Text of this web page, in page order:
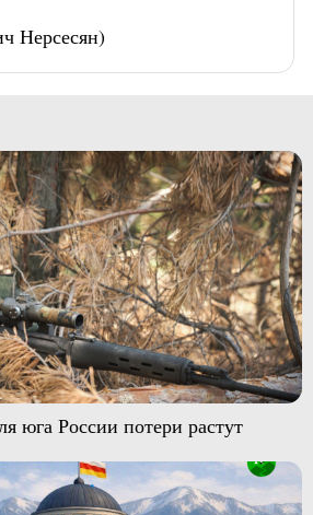
Нерсесян)
юга России потери растут